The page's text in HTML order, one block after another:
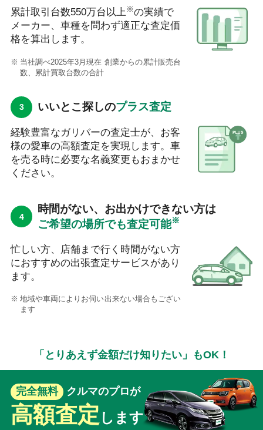
累計取引台数550万台以上 ※の実績で
メーカー、車種を問わず適正な査定価
格を算出します。
当社調べ2025年3月現在 創業からの累計販売台
数、累計買取台数の合計
いいとこ探しのプラス査定
経験豊富なガリバーの査定士が、お客
様の愛車の高額査定を実現します。車
を売る時に必要な名義変更もおまかせ
ください。
時間がない、お出かけできない方は
ご希望の場所でも査定可能※
忙しい方、店舗まで行く時間がない方
におすすめの出張査定サービスがあり
ます。
地域や車両によりお伺い出来ない場合もござい
ます
「とりあえず金額だけ知りたい」もOK！
完全無料 クルマのプロが
高額査定 します